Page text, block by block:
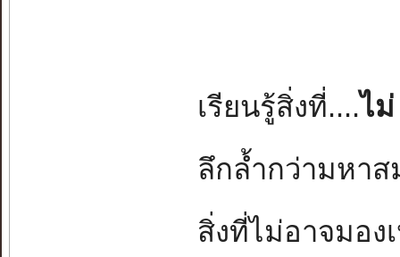
เรียนรู้สิ่งที่....ไ
ลึกล้ำกว่ามหา
สิ่งที่ไม่อาจมอง